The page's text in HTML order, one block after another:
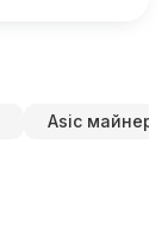
Asic майнер